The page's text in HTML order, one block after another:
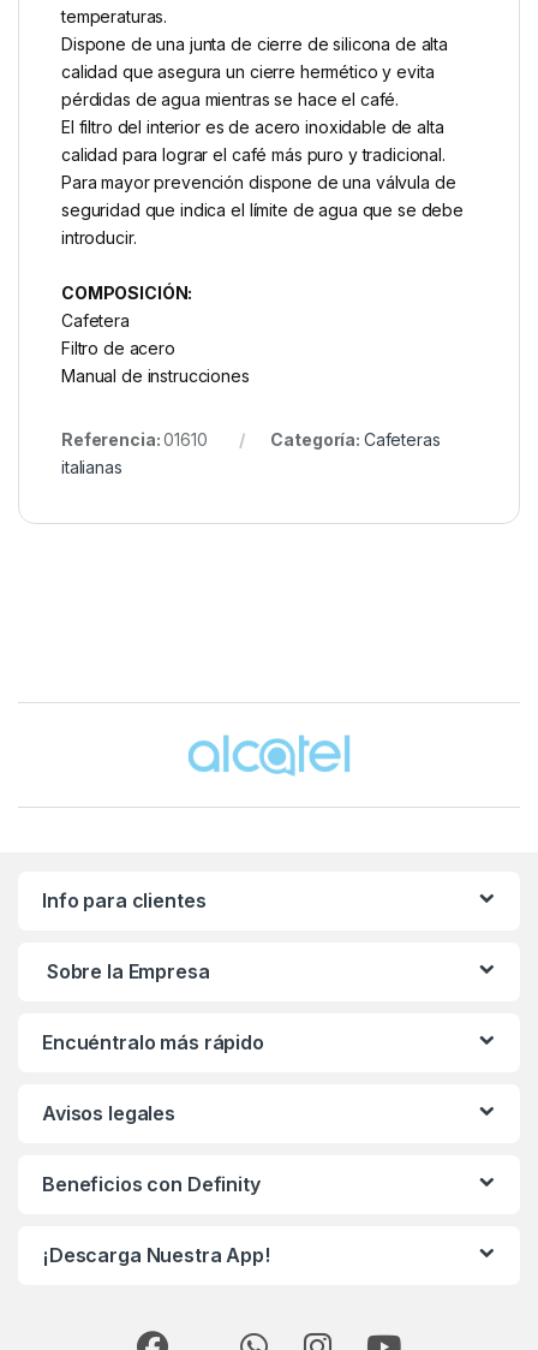
temperaturas.
Dispone de una junta de cierre de silicona de alta
calidad que asegura un cierre hermético y evita
pérdidas de agua mientras se hace el café.
El filtro del interior es de acero inoxidable de alta
calidad para lograr el café más puro y tradicional.
Para mayor prevención dispone de una válvula de
seguridad que indica el límite de agua que se debe
introducir.
COMPOSICIÓN:
Cafetera
Filtro de acero
Manual de instrucciones
Referencia:01610 Categoría: Cafeteras
italianas
Info para clientes
Sobre la Empresa
Encuéntralo más rápido
Avisos legales
Beneficios con Definity
¡Descarga Nuestra App!